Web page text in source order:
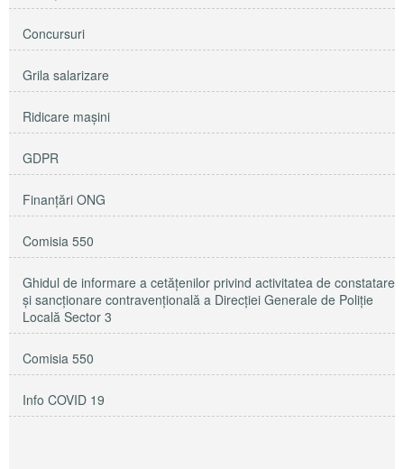
Concursuri
Grila salarizare
Ridicare maşini
GDPR
Finanțări ONG
Comisia 550
Ghidul de informare a cetățenilor privind activitatea de constatare
și sancționare contravențională a Direcției Generale de Poliție
Locală Sector 3
Comisia 550
Info COVID 19